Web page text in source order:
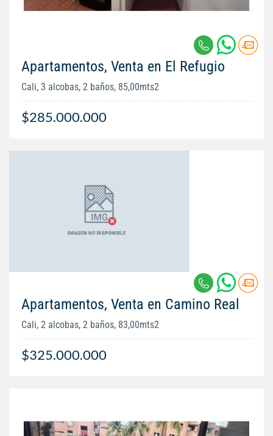
Apartamentos, Venta en El Refugio
Cali, 3 alcobas, 2 baños, 85,00mts2
$285.000.000
Apartamentos, Venta en Camino Real
Cali, 2 alcobas, 2 baños, 83,00mts2
$325.000.000